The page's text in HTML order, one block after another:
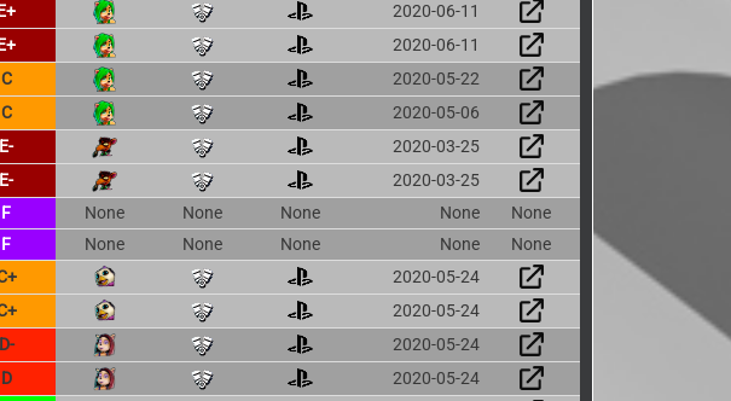
2020-06-11
2020-06-11
C
2020-05-22
C 2020-05-06
E-
2020-03-25
E- 2020-03-25
F None None None None
None
F None None None None None
2020-05-24
2020-05-24
D-
2020-05-24
D 2020-05-24